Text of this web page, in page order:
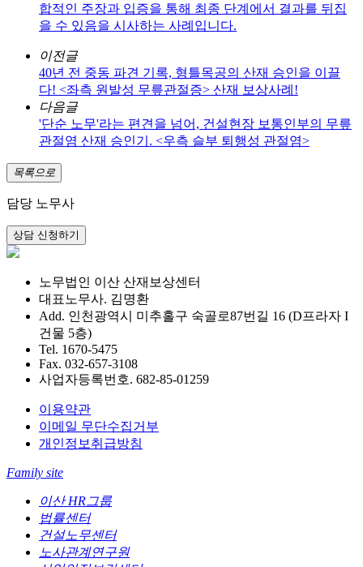
합적인 주장과 입증을 통해 최종 단계에서 결과를 뒤집
을 수 있음을 시사하는 사례입니다.
이전글
40년 전 중동 파견 기록, 형틀목공의 산재 승인을 이끌
다! <좌측 원발성 무릎관절증> 산재 보상사례!
다음글
'단순 노무'라는 편견을 넘어, 건설현장 보통인부의 무릎
관절염 산재 승인기. <우측 슬부 퇴행성 관절염>
목록으로
담당 노무사
노무법인 이산 산재보상센터
대표노무사. 김명환
Add. 인천광역시 미추홀구 숙골로87번길 16 (D프라자 I
건물 5층)
Tel. 1670-5475
Fax. 032-657-3108
사업자등록번호. 682-85-01259
이용약관
이메일 무단수집거부
개인정보취급방침
Family site
이산 HR그룹
법률센터
건설노무센터
노사관계연구원